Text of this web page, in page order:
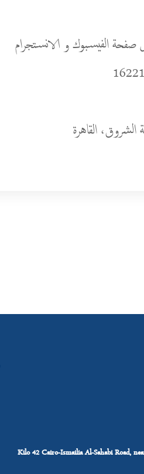
الفيسبوك و الانستجرام
Kilo 42 Cairo-Ismailia Al-Sahabi Road,